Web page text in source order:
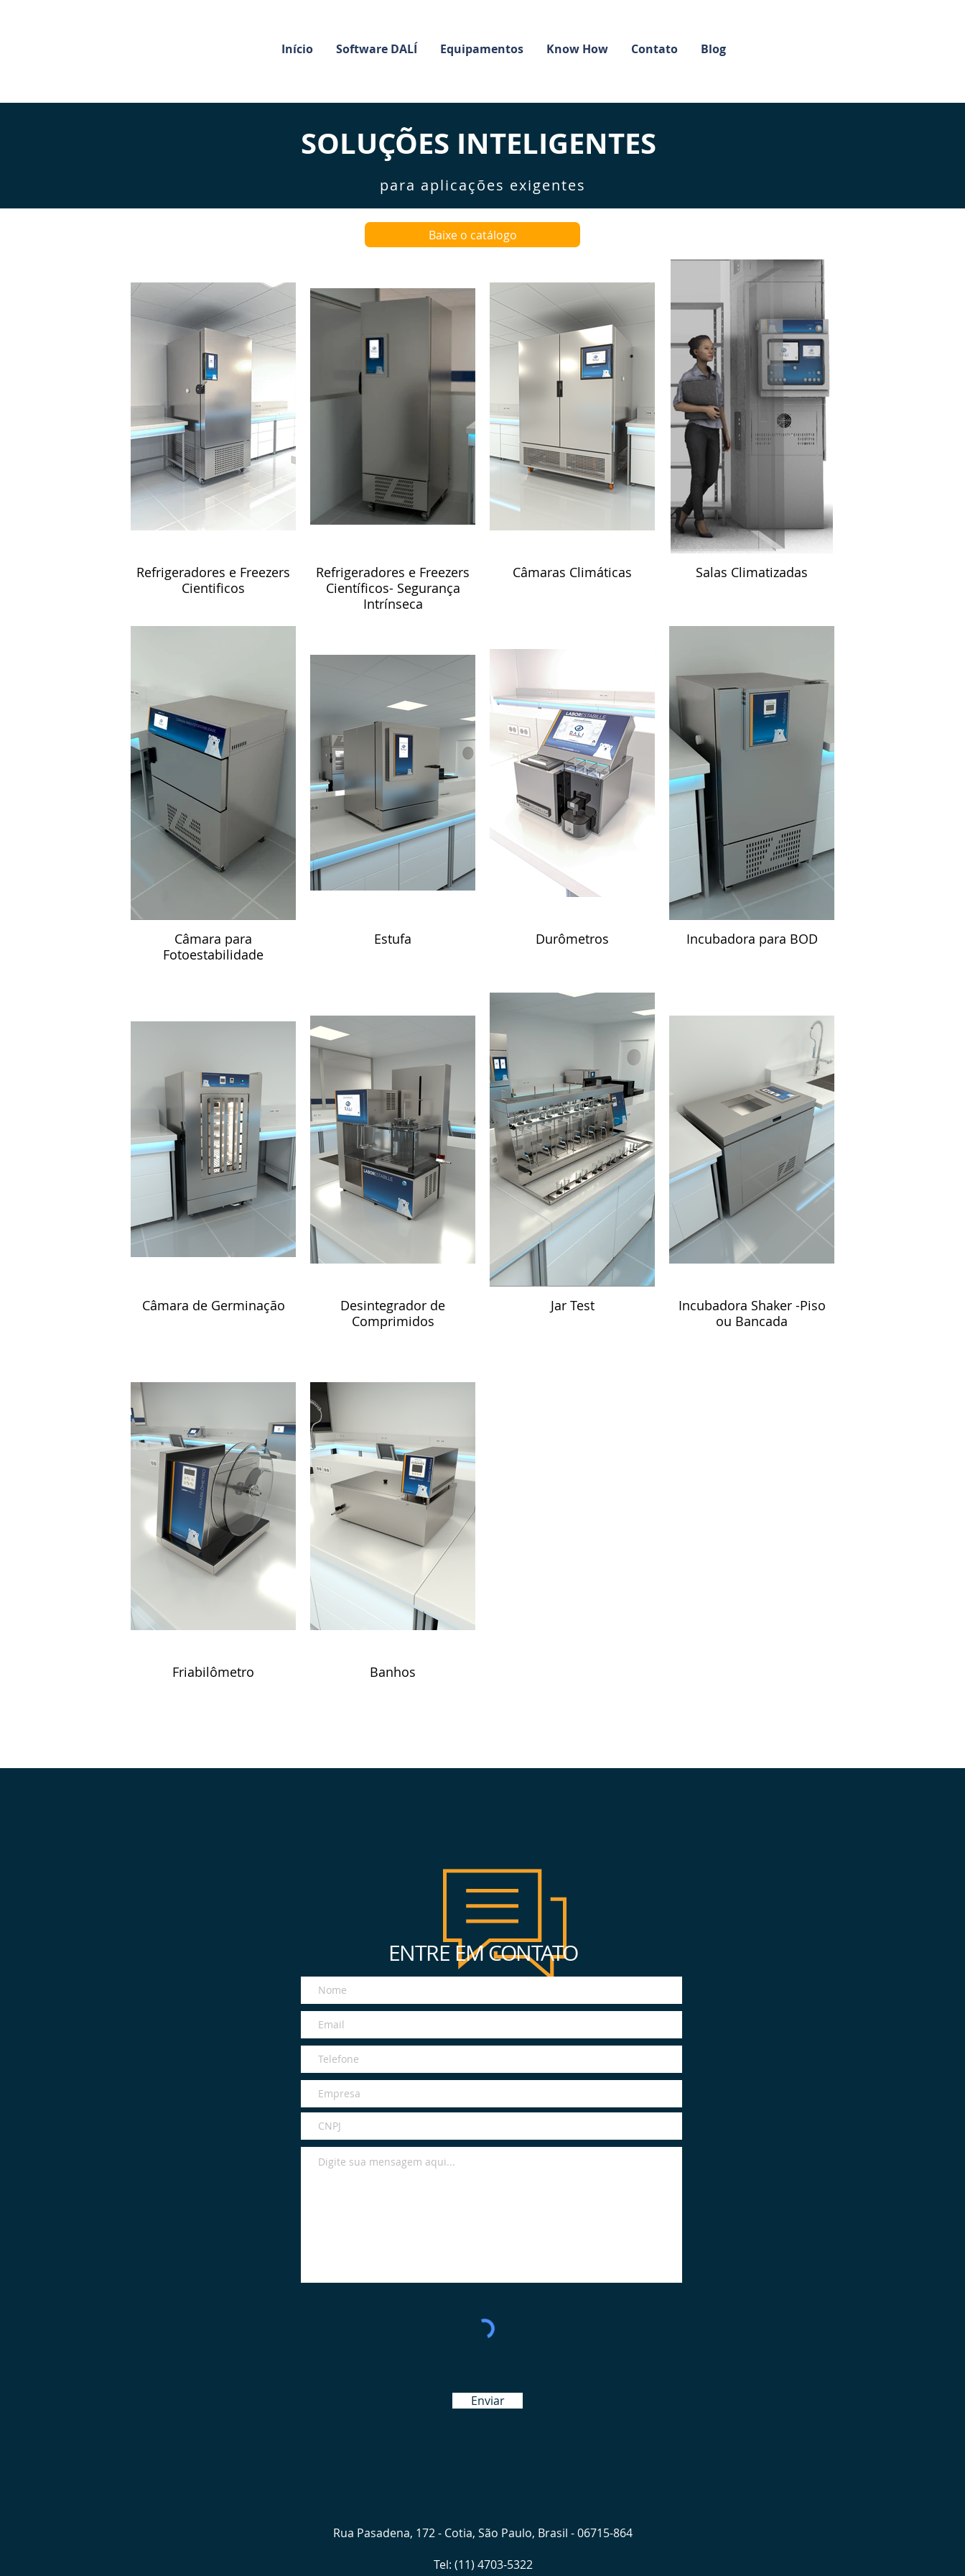
Início Software DALÍ Equipamentos Know How Contato Blog
SOLUÇÕES INTELIGENTES
para aplicações exigentes
Baixe o catálogo
Refrigeradores e Freezers
Cientificos
Refrigeradores e Freezers
Científicos- Segurança
Intrínseca
Câmaras Climáticas Salas Climatizadas
Câmara para
Fotoestabilidade
Estufa Durômetros Incubadora para BOD
Câmara de Germinação
Desintegrador de
Comprimidos
Jar Test
Incubadora Shaker -Piso
ou Bancada
Friabilômetro Banhos
ENTRE EM CONTATO
Enviar
Rua Pasadena, 172 - Cotia, São Paulo, Brasil - 06715-864
Tel: (11) 4703-5322